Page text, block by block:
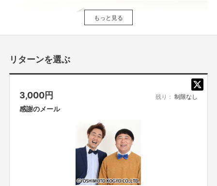
もっと見る
リターンを選ぶ
3,000円 残り： 制限なし
感謝のメール